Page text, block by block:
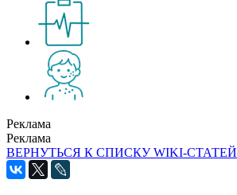
Реклама
Реклама
ВЕРНУТЬСЯ К СПИСКУ WIKI-СТАТЕЙ